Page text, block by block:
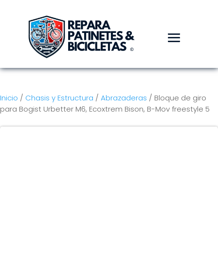
Inicio / Chasis y Estructura / Abrazaderas / Bloque de giro
para Bogist Urbetter M6, Ecoxtrem Bison, B-Mov freestyle 5